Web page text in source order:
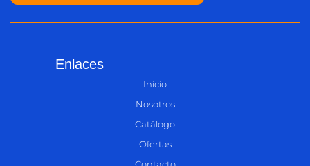
Enlaces
Inicio
Nosotros
Catálogo
Ofertas